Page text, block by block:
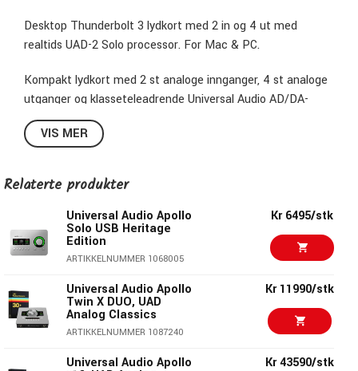
Desktop Thunderbolt 3 lydkort med 2 in og 4 ut med
realtids UAD-2 Solo processor. For Mac & PC.
Kompakt lydkort med 2 st analoge innganger, 4 st analoge
utganger og klasseteleadrende Universal Audio AD/DA-
omformere, med innebygd UAD-2 DSP SOLO-prosessor.
Spill inn med realtids UAD-plugins, Unison-preamp med
Apollo Solo fungerer med alle populære DAWs, som Logic
Pro, Pro Tools, Ableton Live med flere. Med Universal
Audios DAW LUNA får du et komplett innspillingssystem for
Mac med overvåkning i sanntid og mye mer.
Apollo Solo "Heritage Editions" Plugin Bundle og "Realtime
Analog Classic" Bundle følger med ved kjøp av Apollo Solo!
VIS MER
Relaterte produkter
Universal Audio Apollo
Solo USB Heritage
Edition
ARTIKKELNUMMER 1068005
Kr 6495/stk
Universal Audio Apollo
Twin X DUO, UAD
Analog Classics
ARTIKKELNUMMER 1087240
Kr 11990/stk
Universal Audio Apollo Kr 43590/stk